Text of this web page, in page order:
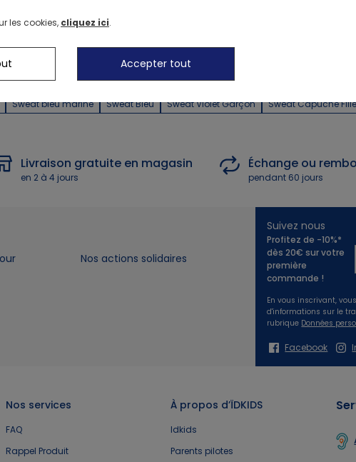
à la catégorie Sweats zippés
Sweat bleu marine Sweat Bleu Sweat Violet Garçon Sweat Capuche
Livraison gratuite en magasin
en 2 à 4 jours
Échange ou
pendant 60 jours
Nos actions solidaires
Suivez nous
Profitez de -10%*
dès 20€ sur votre
première
commande !
En vous inscrivant,
d'informations sur le
rubrique Données
Facebook
Nos services
FAQ
Rappel Produit
À propos d’ÏDKIDS
Idkids
Parents pilotes
les cookies, cliquez ici.
Accepter tout